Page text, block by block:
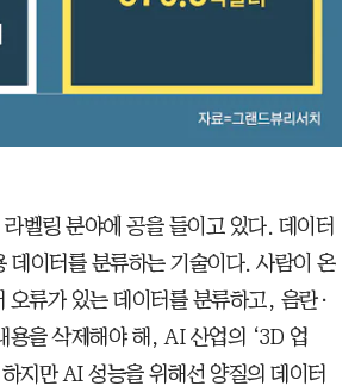
벨링 분야에 공을 들이고 있다. 데이터
데이터를 분류하는 기술이다. 사람이 온
오류가 있는 데이터를 분류하고, 음란·
용을 삭제해야 해, AI 산업의 ‘3D 업
지만 AI 성능을 위해선 양질의 데이터